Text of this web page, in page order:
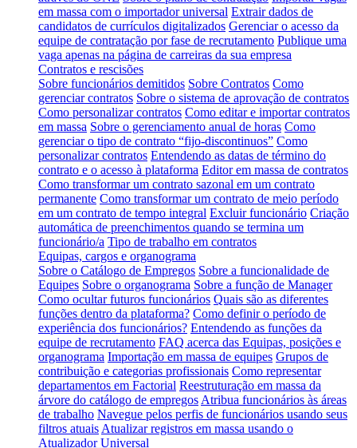
em massa com o importador universal Extrair dados de
candidatos de currículos digitalizados Gerenciar o acesso da
equipe de contratação por fase de recrutamento Publique uma
vaga apenas na página de carreiras da sua empresa
Contratos e rescisões
Sobre funcionários demitidos Sobre Contratos Como
gerenciar contratos Sobre o sistema de aprovação de contratos
Como personalizar contratos Como editar e importar contratos
em massa Sobre o gerenciamento anual de horas Como
gerenciar o tipo de contrato “fijo-discontinuos” Como
personalizar contratos Entendendo as datas de término do
contrato e o acesso à plataforma Editor em massa de contratos
Como transformar um contrato sazonal em um contrato
permanente Como transformar um contrato de meio período
em um contrato de tempo integral Excluir funcionário Criação
automática de preenchimentos quando se termina um
funcionário/a Tipo de trabalho em contratos
Equipas, cargos e organograma
Sobre o Catálogo de Empregos Sobre a funcionalidade de
Equipes Sobre o organograma Sobre a função de Manager
Como ocultar futuros funcionários Quais são as diferentes
funções dentro da plataforma? Como definir o período de
experiência dos funcionários? Entendendo as funções da
equipe de recrutamento FAQ acerca das Equipas, posições e
organograma Importação em massa de equipes Grupos de
contribuição e categorias profissionais Como representar
departamentos em Factorial Reestruturação em massa da
árvore do catálogo de empregos Atribua funcionários às áreas
de trabalho Navegue pelos perfis de funcionários usando seus
filtros atuais Atualizar registros em massa usando o
Atualizador Universal